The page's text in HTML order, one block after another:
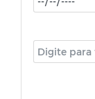
LDO